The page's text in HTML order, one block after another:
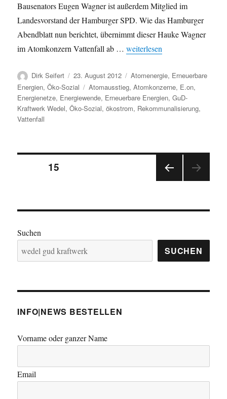
Bausenators Eugen Wagner ist außerdem Mitglied im
Landesvorstand der Hamburger SPD. Wie das Hamburger
Abendblatt nun berichtet, übernimmt dieser Hauke Wagner
im Atomkonzern Vattenfall ab …„Vattenfall ist nun Mitglied im
weiterlesen
Autor
Dirk Seifert
Veröffentlicht
am
23. August 2012 Kategorien
Atomenergie, Erneuerbare
Energien,Öko-Sozial Schlagwörter
Atomausstieg,Atomkonzerne, E.on,
Energienetze, Energiewende, Erneuerbare Energien,GuD-
Kraftwerk Wedel,Öko-Sozial,ökostrom, Rekommunalisierung,
Vattenfall
Seitennummerierung
Beiträge
SEIT
15
Suchen
SUCHEN
INFO|NEWS BESTELLEN
Vorname oder ganzer Name
Email